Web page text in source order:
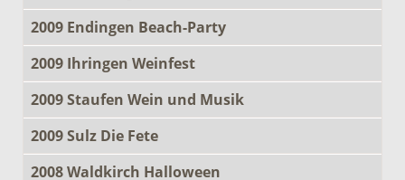
2009 Endingen Beach-Party
2009 Ihringen Weinfest
2009 Staufen Wein und Musik
2009 Sulz Die Fete
2008 Waldkirch Halloween